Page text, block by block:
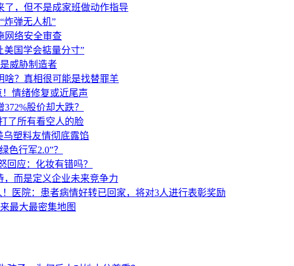
了，但不是成家班做动作指导
炸弹无人机”
网络安全审查
美国学会掂量分寸”
威胁制造者
啥？真相很可能是找替罪羊
情绪修复或近尾声
股价却大跌？
了所有看空人的脸
乌塑料友情彻底露馅
色行军2.0”？
回应：化妆有错吗？
，而是定义企业未来竞争力
医院：患者病情好转已回家，将对3人进行表彰奖励
最大最密集地图